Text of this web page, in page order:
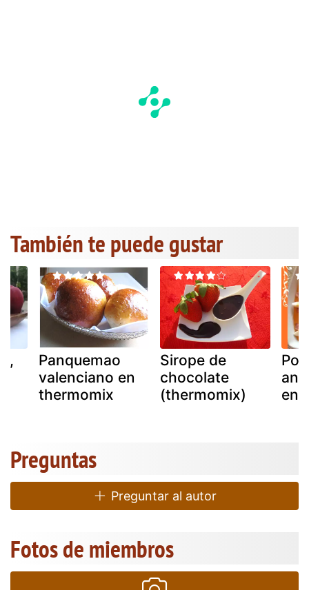
También te puede gustar
Panquemao
valenciano en
thermomix
Sirope de
chocolate
(thermomix)
en
Preguntas
Preguntar al autor
Fotos de miembros